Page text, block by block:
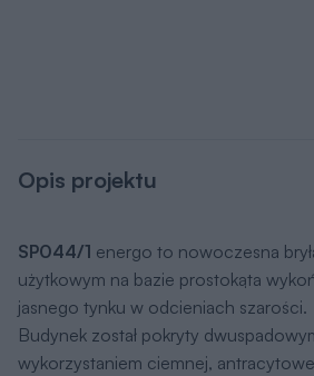
Opis projektu
SP044/1 energo to nowoczesna
użytkowym na bazie prostokąta
jasnego tynku w odcieniach szarości.
Budynek został pokryty
wykorzystaniem ciemnej,